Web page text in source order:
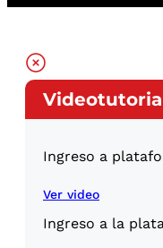
Ingreso a
Ver video
Ingreso a la